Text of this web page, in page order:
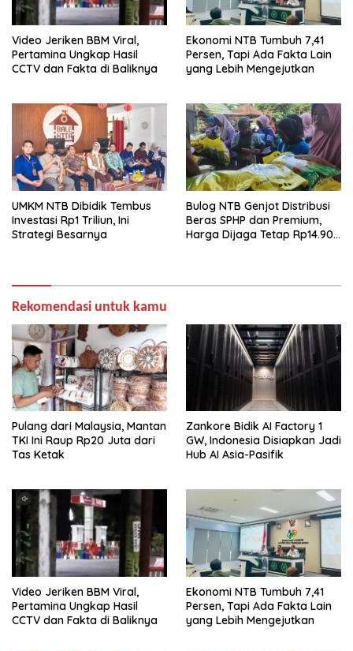
Video Jeriken BBM Viral,
Pertamina Ungkap Hasil
CCTV dan Fakta di Baliknya
Ekonomi NTB Tumbuh 7,41
Persen, Tapi Ada Fakta Lain
yang Lebih Mengejutkan
UMKM NTB Dibidik Tembus
Investasi Rp1 Triliun, Ini
Strategi Besarnya
Bulog NTB Genjot Distribusi
Beras SPHP dan Premium,
Harga Dijaga Tetap Rp14.900
Rekomendasi untuk kamu
Pulang dari Malaysia, Mantan
TKI Ini Raup Rp20 Juta dari
Tas Ketak
Zankore Bidik AI Factory 1
GW, Indonesia Disiapkan Jadi
Hub AI Asia-Pasifik
Video Jeriken BBM Viral,
Pertamina Ungkap Hasil
CCTV dan Fakta di Baliknya
Ekonomi NTB Tumbuh 7,41
Persen, Tapi Ada Fakta Lain
yang Lebih Mengejutkan